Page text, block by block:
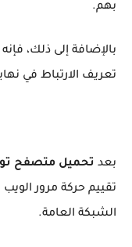
بهم.
بالإضافة إلى ذلك،
تعريف الارتباط في
بعد تحميل متصفح تور 32
تقييم حركة مرور
الشبكة العامة.